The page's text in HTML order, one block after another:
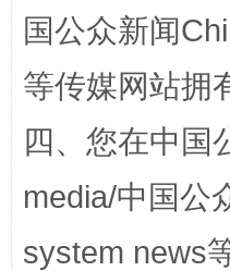
国公众新闻
等传媒网站拥
四、您在中国
media/中国公
system news